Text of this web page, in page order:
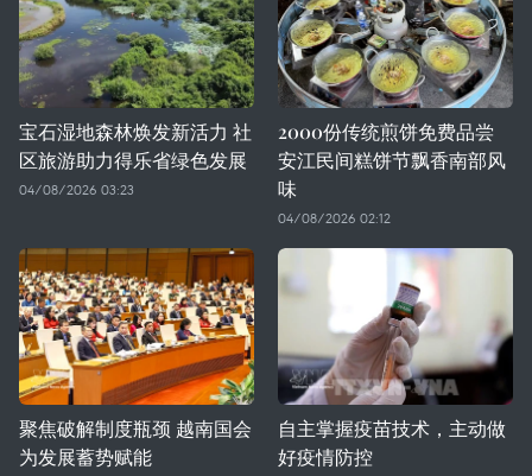
宝石湿地森林焕发新活力 社
区旅游助力得乐省绿色发展
04/08/2026 03:23
2000份传统煎饼免费品尝
安江民间糕饼节飘香南部风
味
04/08/2026 02:12
聚焦破解制度瓶颈 越南国会
为发展蓄势赋能
自主掌握疫苗技术，主动做
好疫情防控